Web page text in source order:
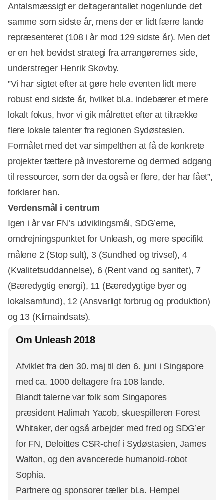
Antalsmæssigt er deltagerantallet nogenlunde det
samme som sidste år, mens der er lidt færre lande
repræsenteret (108 i år mod 129 sidste år). Men det
er en helt bevidst strategi fra arrangørernes side,
understreger Henrik Skovby.
”Vi har sigtet efter at gøre hele eventen lidt mere
robust end sidste år, hvilket bl.a. indebærer et mere
lokalt fokus, hvor vi gik målrettet efter at tiltrække
flere lokale talenter fra regionen Sydøstasien.
Formålet med det var simpelthen at få de konkrete
projekter tættere på investorerne og dermed adgang
til ressourcer, som der da også er flere, der har fået”,
forklarer han.
Verdensmål i centrum
Igen i år var FN’s udviklingsmål, SDG’erne,
omdrejningspunktet for Unleash, og mere specifikt
målene 2 (Stop sult), 3 (Sundhed og trivsel), 4
(Kvalitetsuddannelse), 6 (Rent vand og sanitet), 7
(Bæredygtig energi), 11 (Bæredygtige byer og
lokalsamfund), 12 (Ansvarligt forbrug og produktion)
og 13 (Klimaindsats).
Om Unleash 2018
Afviklet fra den 30. maj til den 6. juni i Singapore
med ca. 1000 deltagere fra 108 lande.
Blandt talerne var folk som Singapores
præsident Halimah Yacob, skuespilleren Forest
Whitaker, der også arbejder med fred og SDG’er
for FN, Deloittes CSR-chef i Sydøstasien, James
Walton, og den avancerede humanoid-robot
Sophia.
Partnere og sponsorer tæller bl.a. Hempel